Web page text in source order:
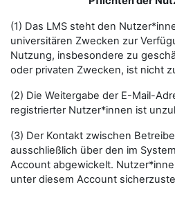
(1) Das LMS steht den
universitären Zwecken zur
Nutzung, insbesondere zu
oder privaten Zwecken, ist nicht
(2) Die Weitergabe der E-Mail-
registrierter Nutzer*innen ist
(3) Der Kontakt zwischen
ausschließlich über den im
Account abgewickelt.
unter diesem Account